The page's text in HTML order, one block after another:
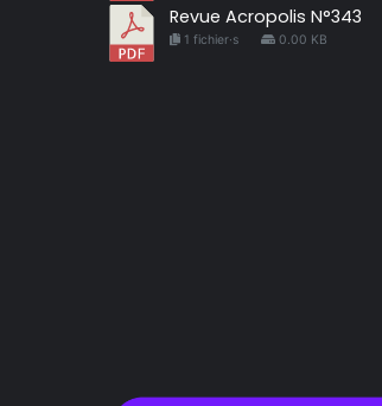
Revue Acropolis N°343
1 fichier·s 0.00 KB